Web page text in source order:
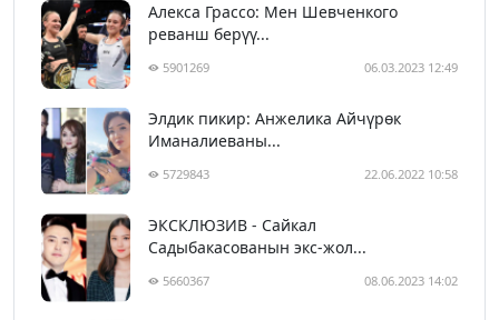
Алекса Грассо: Мен Шевченкого
реванш берүү...
5901269 06.03.2023 12:49
Элдик пикир: Анжелика Айчүрөк
Иманалиеваны...
5729843 22.06.2022 10:58
ЭКСКЛЮЗИВ - Сайкал
Садыбакасованын экс-жол...
5660367 08.06.2023 14:02